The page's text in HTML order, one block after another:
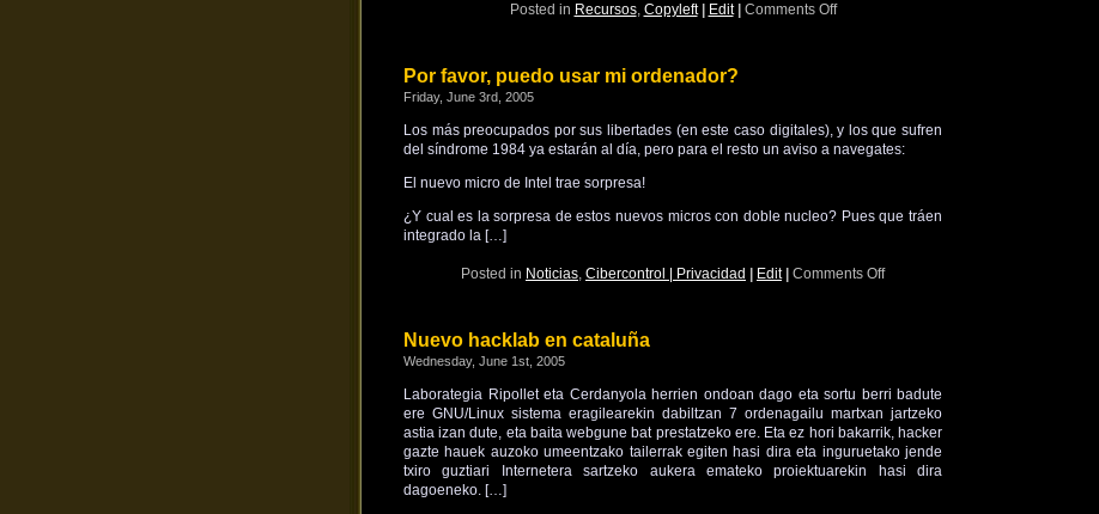
Posted in Recursos, Copyleft Edit Comments Off
Por favor, puedo usar mi ordenador?
Friday, June 3rd, 2005
Los más preocupados por sus libertades (en este caso digitales), y los que sufren
del síndrome 1984 ya estarán al día, pero para el resto un aviso a navegates:
El nuevo micro de Intel trae sorpresa!
¿Y cual es la sorpresa de estos nuevos micros con doble nucleo? Pues que tráen
integrado la […]
Posted in Noticias, Cibercontrol | Privacidad Edit Comments Off
Nuevo hacklab en cataluña
Wednesday, June 1st, 2005
Laborategia Ripollet eta Cerdanyola herrien ondoan dago eta sortu berri badute
ere GNU/Linux sistema eragilearekin dabiltzan 7 ordenagailu martxan jartzeko
astia izan dute, eta baita webgune bat prestatzeko ere. Eta ez hori bakarrik, hacker
gazte hauek auzoko umeentzako tailerrak egiten hasi dira eta inguruetako jende
txiro guztiari Internetera sartzeko aukera emateko proiektuarekin hasi dira
dagoeneko. […]